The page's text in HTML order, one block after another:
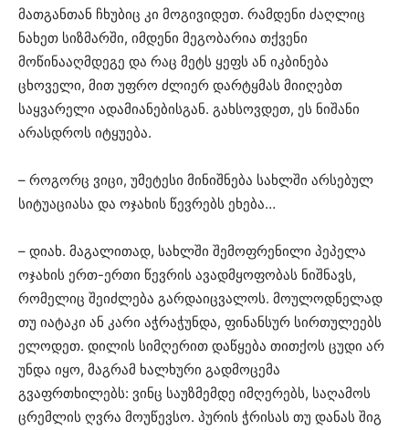
მათგანთან ჩხუბიც კი მოგივიდეთ. რამდენი ძაღლიც
ნახეთ სიზმარში, იმდენი მეგობარია თქვენი
მოწინააღმდეგე და რაც მეტს ყეფს ან იკბინება
ცხოველი, მით უფრო ძლიერ დარტყმას მიიღებთ
საყვარელი ადამიანებისგან. გახსოვდეთ, ეს ნიშანი
არასდროს იტყუება.
– როგორც ვიცი, უმეტესი მინიშნება სახლში არსებულ
სიტუაციასა და ოჯახის წევრებს ეხება…
– დიახ. მაგალითად, სახლში შემოფრენილი პეპელა
ოჯახის ერთ-ერთი წევრის ავადმყოფობას ნიშნავს,
რომელიც შეიძლება გარდაიცვალოს. მოულოდნელად
თუ იატაკი ან კარი აჭრაჭუნდა, ფინანსურ სირთულეებს
ელოდეთ. დილის სიმღერით დაწყება თითქოს ცუდი არ
უნდა იყო, მაგრამ ხალხური გადმოცემა
გვაფრთხილებს: ვინც საუზმემდე იმღერებს, საღამოს
ცრემლის ღვრა მოუწევსო. პურის ჭრისას თუ დანას შიგ